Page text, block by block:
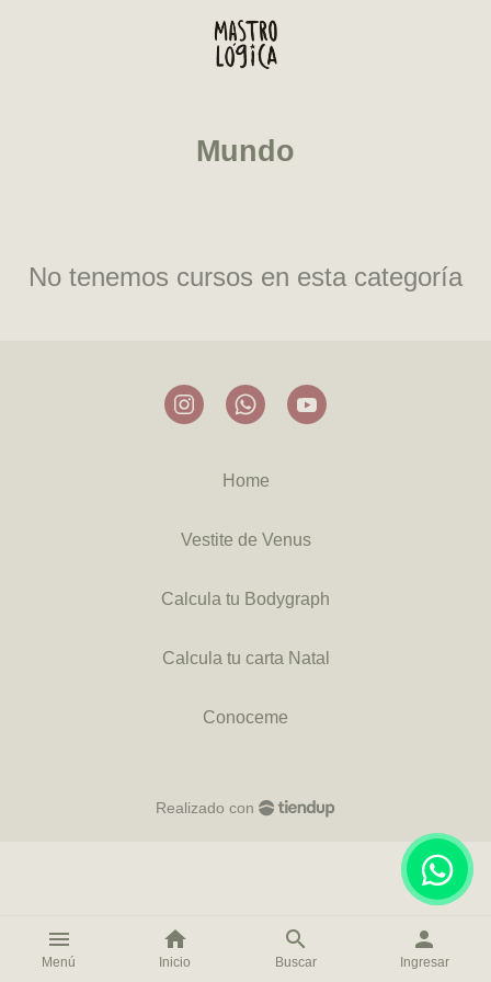
menu
Menú
home
Inicio
search
Buscar
person
Ingresar
Mundo
No tenemos cursos en esta categoría
Home
Vestite de Venus
Calcula tu Bodygraph
Calcula tu carta Natal
Conoceme
Realizado con